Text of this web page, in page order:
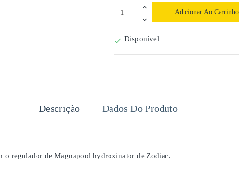
Adicionar Ao Carrinho
 Disponível
Descrição Dados Do Produto
o regulador de Magnapool hydroxinator de Zodiac.